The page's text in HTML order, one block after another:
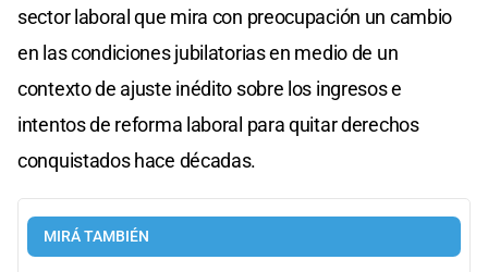
sector laboral que mira con preocupación un cambio
en las condiciones jubilatorias en medio de un
contexto de ajuste inédito sobre los ingresos e
intentos de reforma laboral para quitar derechos
conquistados hace décadas.
MIRÁ TAMBIÉN